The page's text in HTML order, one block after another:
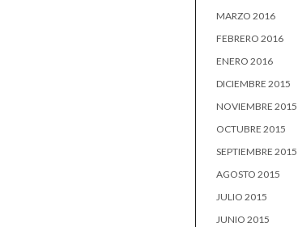
MARZO 2016
FEBRERO 2016
ENERO 2016
DICIEMBRE 2015
NOVIEMBRE 2015
OCTUBRE 2015
SEPTIEMBRE 2015
AGOSTO 2015
JULIO 2015
JUNIO 2015